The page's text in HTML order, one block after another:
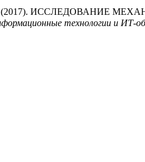
(2017). ИССЛЕДОВАНИЕ
технологии и ИТ-